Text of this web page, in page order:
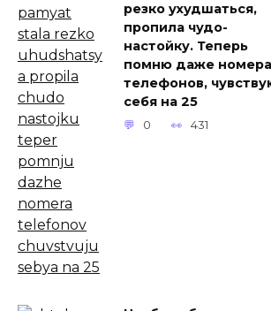
резко ухудшаться,
пропила чудо-
настойку. Теперь
помню даже номера
телефонов,
себя на 25
0 431